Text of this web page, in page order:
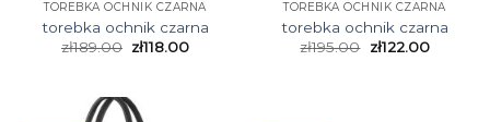
TOREBKA OCHNIK CZARNA
torebka ochnik czarna
zł189.00 zł118.00
TOREBKA OCHNIK CZARNA
torebka ochnik czarna
zł195.00 zł122.00